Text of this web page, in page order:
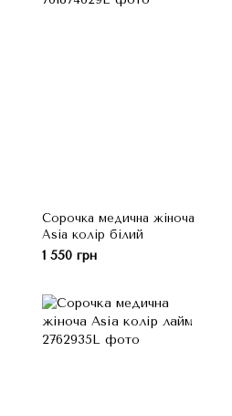
Сорочка медична жіноча
Asia колір білий
1 550 грн